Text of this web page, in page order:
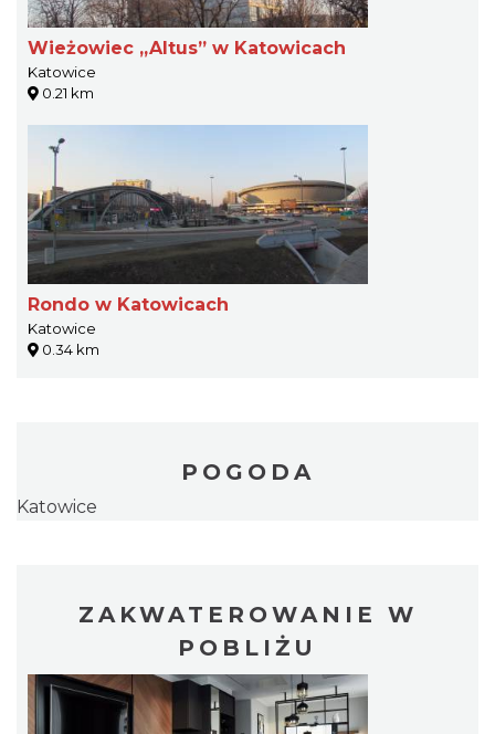
Wieżowiec „Altus” w Katowicach
Katowice
0.21 km
Rondo w Katowicach
Katowice
0.34 km
POGODA
Katowice
ZAKWATEROWANIE W
POBLIŻU